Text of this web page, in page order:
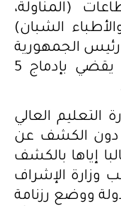
(المناولة،
الشبان)
رئيس الجمهورية
يوم 13 فيفري الفارط، والذي يقضي بإدماج 5
التعليم العالي
دون الكشف عن
إياها بالكشف
وزارة الإشراف
ووضع رزنامة